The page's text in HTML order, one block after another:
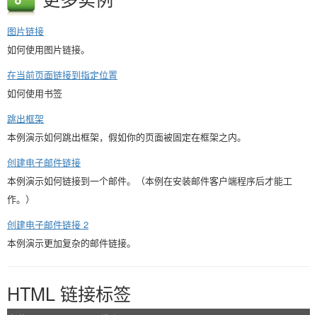
图片链接
如何使用图片链接。
在当前页面链接到指定位置
如何使用书签
跳出框架
本例演示如何跳出框架，假如你的页面被固定在框架之内。
创建电子邮件链接
本例演示如何链接到一个邮件。（本例在安装邮件客户端程序后才能工
作。）
创建电子邮件链接 2
本例演示更加复杂的邮件链接。
HTML 链接标签